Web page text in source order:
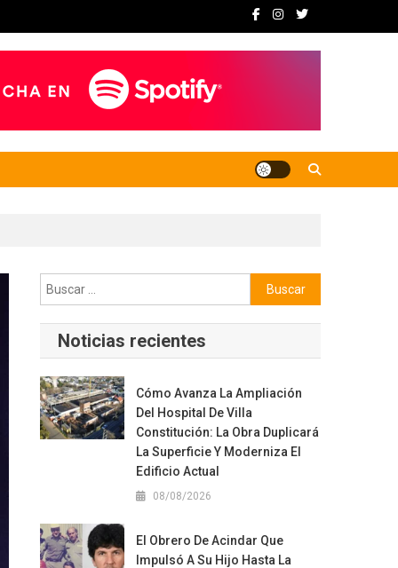
Buscar:
Noticias recientes
Cómo Avanza La Ampliación
Del Hospital De Villa
Constitución: La Obra Duplicará
La Superficie Y Moderniza El
Edificio Actual
08/08/2026
El Obrero De Acindar Que
Impulsó A Su Hijo Hasta La